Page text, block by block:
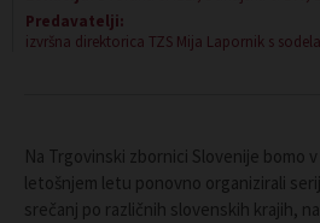
Predavatelji:
izvršna direktorica TZS Mija Lapornik s
Na Trgovinski zbornici Slovenije bomo
letošnjem letu ponovno organizirali
srečanj po različnih slovenskih krajih,